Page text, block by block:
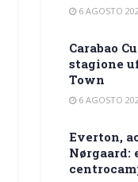
6 AGOSTO
Carabao
stagione
Town
6 AGOSTO
Everton,
Nørgaard: